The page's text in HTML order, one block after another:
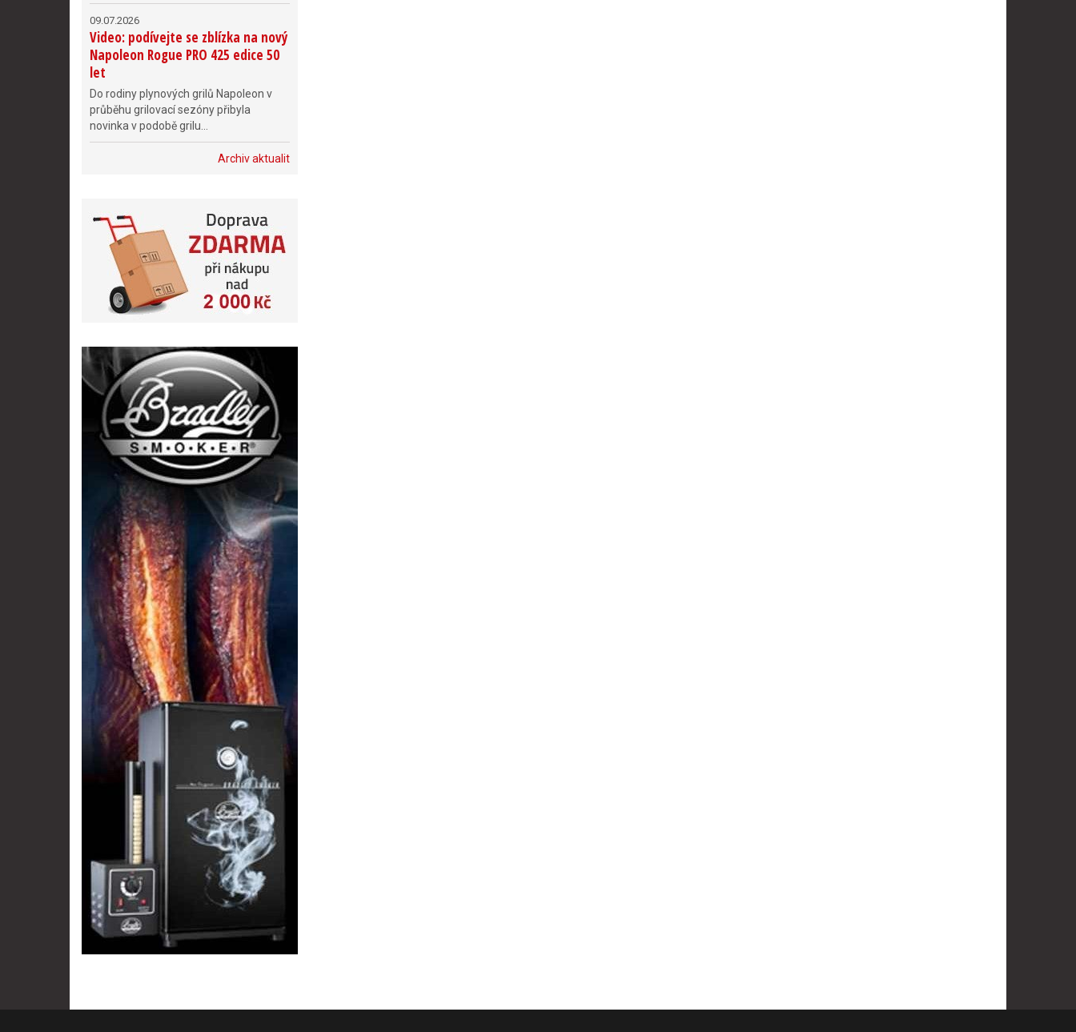
09.07.2026
Video: podívejte se zblízka na nový
Napoleon Rogue PRO 425 edice 50
let
Do rodiny plynových grilů Napoleon v
průběhu grilovací sezóny přibyla
novinka v podobě grilu...
Archiv aktualit